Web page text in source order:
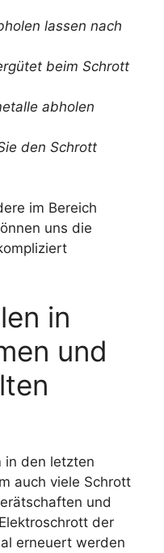
lassen nach
beim Schrott
abholen
den Schrott
im Bereich
uns die
in
und
in den letzten
auch viele Schrott
und
der
erneuert werden